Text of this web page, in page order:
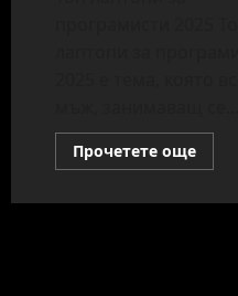
Прочетете ощеRead
more